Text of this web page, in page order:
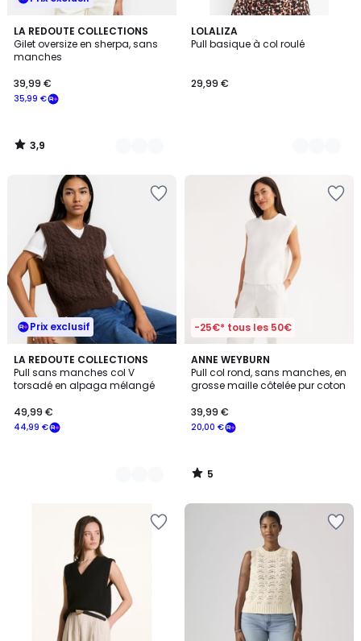
LA REDOUTE COLLECTIONS
Gilet oversize en sherpa, sans
manches
35,99 €
39,99 €
3,9
/ 5
4
Couleurs
3,9
/
LOLALIZA
Pull basique à col roulé
29,99 €
5
Couleurs
Prix exclusif
LA REDOUTE COLLECTIONS
Pull sans manches col V
torsadé en alpaga mélangé
44,99 €
49,99 €
2
Couleurs
-25€* tous les 50€
ANNE WEYBURN
Pull col rond, sans manches, en
grosse maille côtelée pur coton
20,00 €
39,99 €
5
/
5
5
/